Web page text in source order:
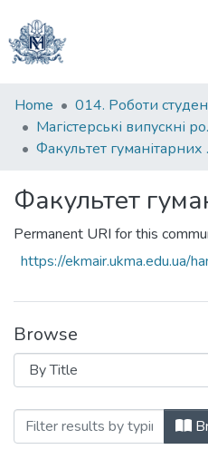
Communities
&
Collections
Home
014. Роботи
Факультет
Permanent URI for this
https://
Browse
Browsing